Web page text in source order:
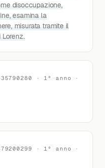
disoccupazione,
esamina la
misurata tramite il
· 1° anno ·
· 1° anno ·